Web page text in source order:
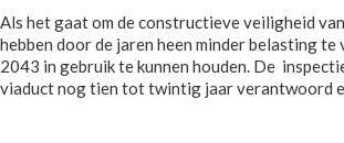
Als het gaat om de constructieve veiligheid
hebben door de jaren heen minder belasting
2043 in gebruik te kunnen houden. De
viaduct nog tien tot twintig jaar verantwoord